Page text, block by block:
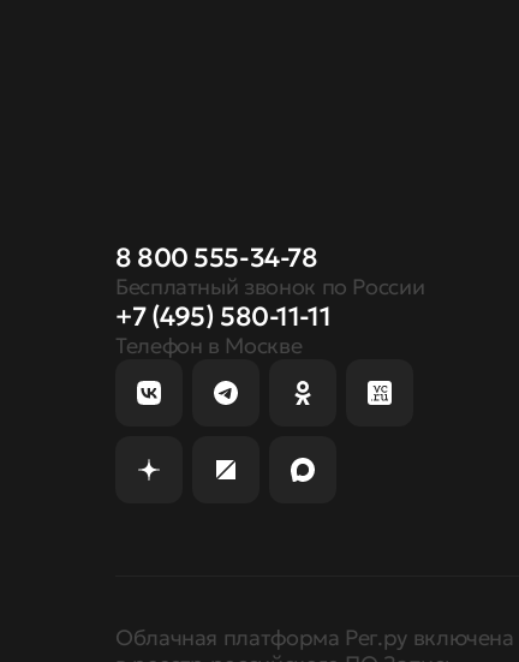
8 800 555-34-78
Бесплатный звонок по России
+7 (495) 580-11-11
Телефон в Москве
Облачная платформа Рег.ру включена